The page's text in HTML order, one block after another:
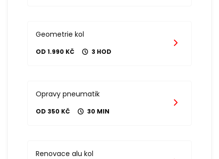
Geometrie kol
OD 1.990 KČ 3 HOD
Opravy pneumatik
OD 350 KČ 30 MIN
Renovace alu kol